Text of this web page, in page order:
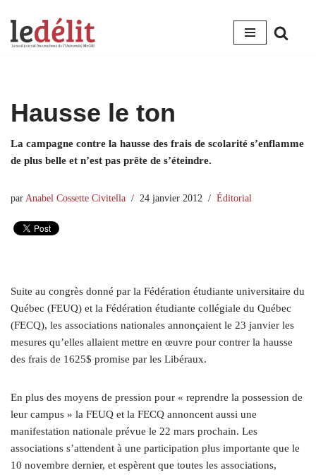
Aller
Hausse le ton
La campagne contre la hausse des frais de scolarité s’enflamme
de plus belle et n’est pas prête de s’éteindre.
par Anabel Cossette Civitella 24 janvier 2012 Éditorial
Suite au congrès donné par la Fédération étudiante universitaire du
Québec (FEUQ) et la Fédération étudiante collégiale du Québec
(FECQ), les associations nationales annonçaient le 23 janvier les
mesures qu’elles allaient mettre en œuvre pour contrer la hausse
des frais de 1625$ promise par les Libéraux.
En plus des moyens de pression pour « reprendre la possession de
leur campus » la FEUQ et la FECQ annoncent aussi une
manifestation nationale prévue le 22 mars prochain. Les
associations s’attendent à une participation plus importante que le
10 novembre dernier, et espèrent que toutes les associations,